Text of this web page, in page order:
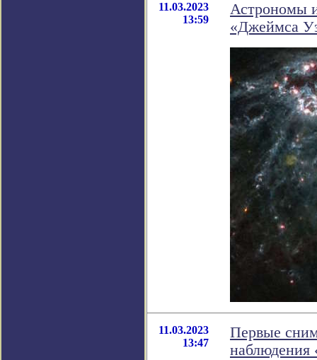
11.03.2023
13:59
Астрономы
«Джеймса
11.03.2023
13:47
Первые
наблюдения